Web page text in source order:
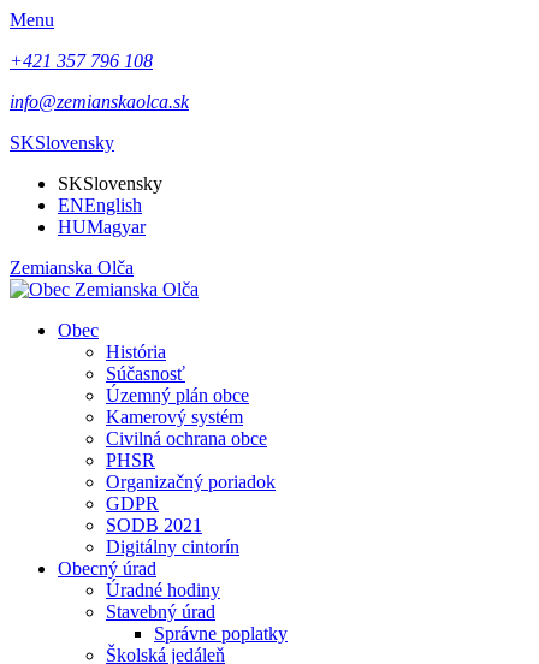
Menu
+421 357 796 108
info@zemianskaolca.sk
SKSlovensky
SKSlovensky
ENEnglish
HUMagyar
Zemianska Olča
Obec
História
Súčasnosť
Územný plán obce
Kamerový systém
Civilná ochrana obce
PHSR
Organizačný poriadok
GDPR
SODB 2021
Digitálny cintorín
Obecný úrad
Úradné hodiny
Stavebný úrad
Správne poplatky
Školská jedáleň